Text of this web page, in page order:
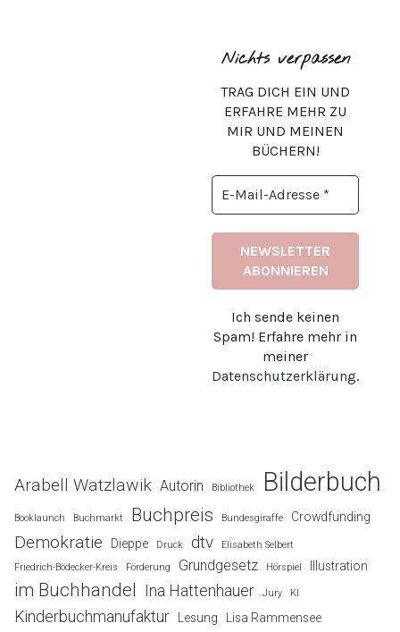
Nichts verpassen
TRAG DICH EIN UND
ERFAHRE MEHR ZU
MIR UND MEINEN
BÜCHERN!
Ich sende keinen
Spam! Erfahre mehr in
meiner
Datenschutzerklärung.
Arabell Watzlawik Autorin Bibliothek Bilderbuch
Booklaunch Buchmarkt Buchpreis Bundesgiraffe Crowdfunding
Demokratie Dieppe Druck dtv
Elisabeth Selbert
Friedrich-Bödecker-Kreis
Förderung Grundgesetz Hörspiel Illustration
im Buchhandel Ina Hattenhauer Jury KI
Kinderbuchmanufaktur Lesung Lisa Rammensee